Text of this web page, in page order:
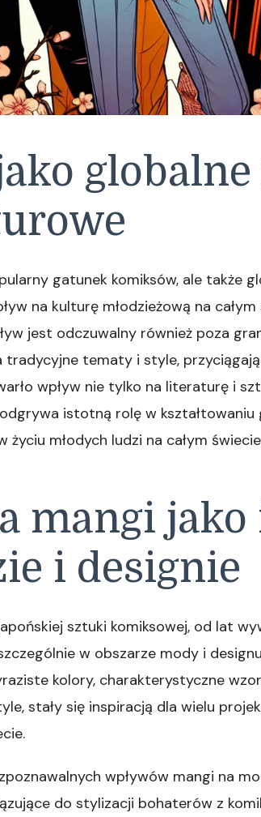
gatunek komiksów, ale także
na kulturę młodzieżową na
jest odczuwalny również poza
tradycyjne tematy i style,
wpływ nie tylko na literaturę i
istotną rolę w
młodych ludzi na całym
mangi
i designie
sztuki komiksowej, od lat
w obszarze mody i
kolory, charakterystyczne
stały się inspiracją dla wielu
wpływów mangi na
do stylizacji bohaterów z